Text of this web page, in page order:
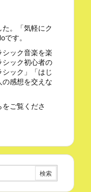
。「気軽にク
す。
ック音楽を楽
シック初心者の
ック」「はじ
感想を交えな
ご覧くださ